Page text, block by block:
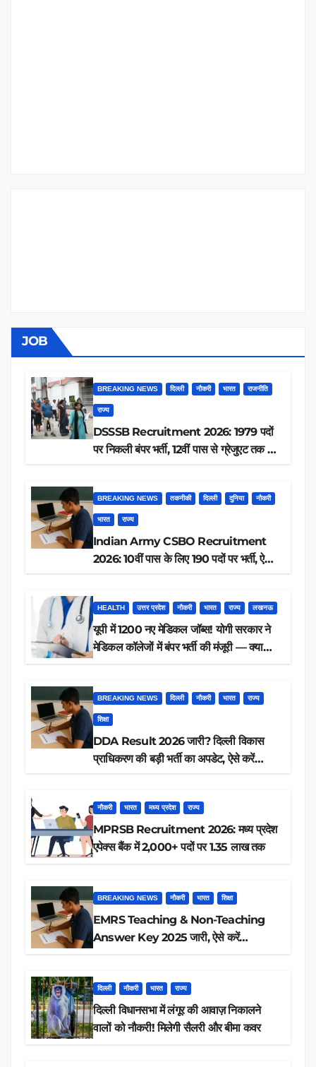
JOB
BREAKING NEWS दिल्ली नौकरी भारत राजनीति
राज्य
DSSSB Recruitment 2026: 1979 पदों
पर निकली बंपर भर्ती, 12वीं पास से ग्रेजुएट तक करें
BREAKING NEWS तकनीकी दिल्ली दुनिया नौकरी
भारत राज्य
Indian Army CSBO Recruitment
2026: 10वीं पास के लिए 190 पदों पर भर्ती, ऐसे
HEALTH उत्तर प्रदेश नौकरी भारत राज्य लखनऊ
यूपी में 1200 नए मेडिकल जॉब्स! योगी सरकार ने
मेडिकल कॉलेजों में बंपर भर्ती की मंजूरी — क्या
BREAKING NEWS दिल्ली नौकरी भारत राज्य
शिक्षा
DDA Result 2026 जारी? दिल्ली विकास
प्राधिकरण की बड़ी भर्ती का अपडेट, ऐसे करें
नौकरी भारत मध्य प्रदेश राज्य
MPRSB Recruitment 2026: मध्य प्रदेश
एपेक्स बैंक में 2,000+ पदों पर 1.35 लाख तक
BREAKING NEWS नौकरी भारत शिक्षा
EMRS Teaching & Non-Teaching
Answer Key 2025 जारी, ऐसे करें
दिल्ली नौकरी भारत राज्य
दिल्ली विधानसभा में लंगूर की आवाज़ निकालने
वालों को नौकरी! मिलेगी सैलरी और बीमा कवर